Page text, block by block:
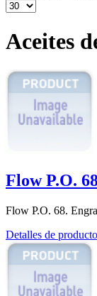
Aceites
Flow P.O.
Flow P.O. 68.
Detalles de producto